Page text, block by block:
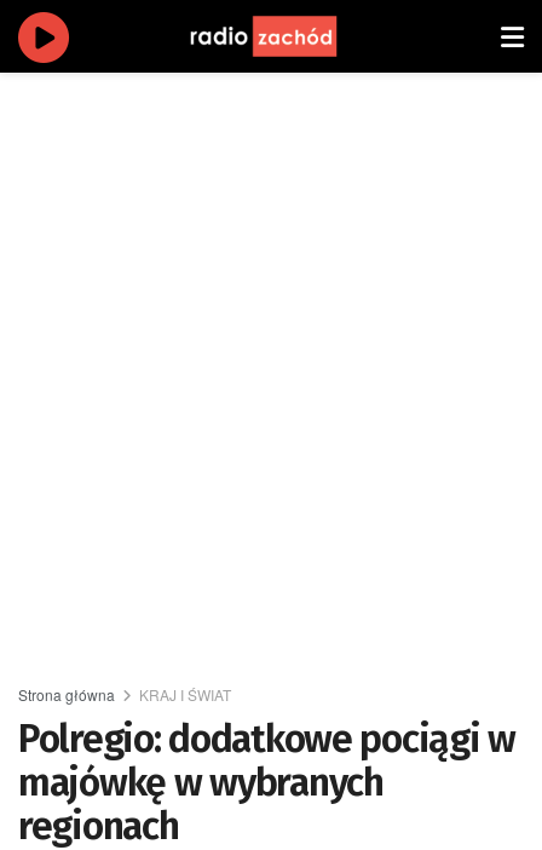
Strona główna KRAJ I ŚWIAT
Polregio: dodatkowe pociągi w
majówkę w wybranych
regionach